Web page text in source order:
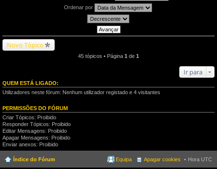
Ordenar por
Novo Tópico
45 tópicos • Página 1 de 1
Ir para
QUEM ESTÁ LIGADO:
Utilizadores neste fórum: Nenhum utilizador registado e 4 visitantes
PERMISSÕES DO FÓRUM
Criar Tópicos: Proibido
Responder Tópicos: Proibido
Editar Mensagens: Proibido
Apagar Mensagens: Proibido
Enviar anexos: Proibido
Índice do Fórum Hora UTC
Apagar cookies
Equipa